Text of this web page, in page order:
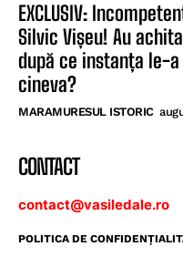
EXCLUSIV:
Silvic Vișeu! Au achitat
după ce instanța le-a
cineva?
MARAMURESUL ISTORIC
CONTACT
contact@vasiledale.ro
POLITICA DE